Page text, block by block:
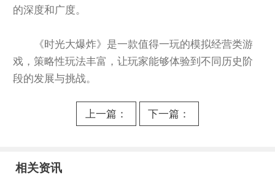
的深度和广度。
《时光大爆炸》是一款值得一玩的模拟经营类游
戏，策略性玩法丰富，让玩家能够体验到不同历史阶
段的发展与挑战。
上一篇：
下一篇：
相关资讯